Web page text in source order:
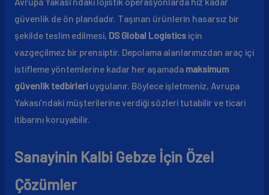
güvenlik de ön plandadır. Taşınan ürünlerin hasarsız bir
şekilde teslim edilmesi, DS Global Logisticsiçin
vazgeçilmez bir prensiptir. Depolama alanlarımızdan araç içi
istifleme yöntemlerine kadar her aşamada maksimum
güvenlik tedbirleriuygulanır. Böylece işletmeniz, Avrupa
Yakası’ndaki müşterilerine verdiği sözleri tutabilir ve ticari
itibarını koruyabilir.
Sanayinin Kalbi Gebze İçin Özel
Çözümler